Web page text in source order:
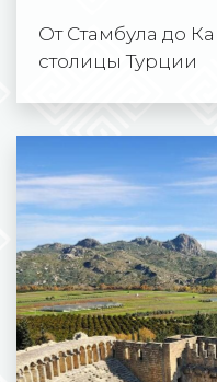
От Стамбула до
столицы Турции